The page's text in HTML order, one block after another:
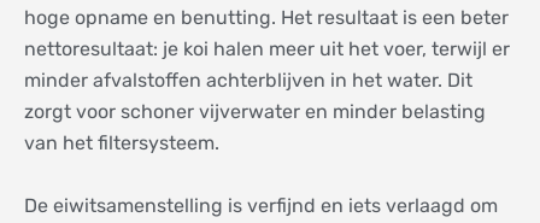
hoge opname en benutting. Het resultaat is een beter
nettoresultaat: je koi halen meer uit het voer, terwijl er
minder afvalstoffen achterblijven in het water. Dit
zorgt voor schoner vijverwater en minder belasting
van het filtersysteem.
De eiwitsamenstelling is verfijnd en iets verlaagd om